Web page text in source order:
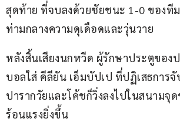
สุดท้าย ที่จบลงด้วยชัยชนะ 1-0 ของทีม
ท่ามกลางความดุเดือดและวุ่นวาย
หลังสิ้นเสียงนกหวีด ผู้รักษาประตูของป
บอลใส่ คีลียัน เอ็มบัปเป ที่ปฏิเสธการ
ปารากวัยและโค้ชก็วิ่งลงไปในสนามจุ
ร้อนแรงยิ่งขึ้น